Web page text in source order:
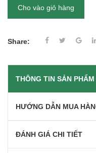
Cho vào giỏ hàng
Share:
THÔNG TIN SẢN PHẨM
HƯỚNG DẪN MUA
ĐÁNH GIÁ CHI TIẾT